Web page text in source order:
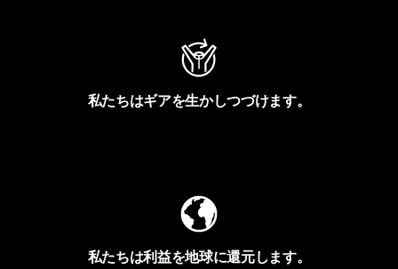
私たちはギアを生かしつづけます。
私たちは利益を地球に還元します。